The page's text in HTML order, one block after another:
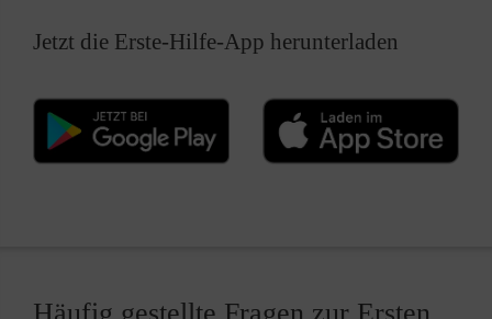
Jetzt die Erste-Hilfe-App herunterladen